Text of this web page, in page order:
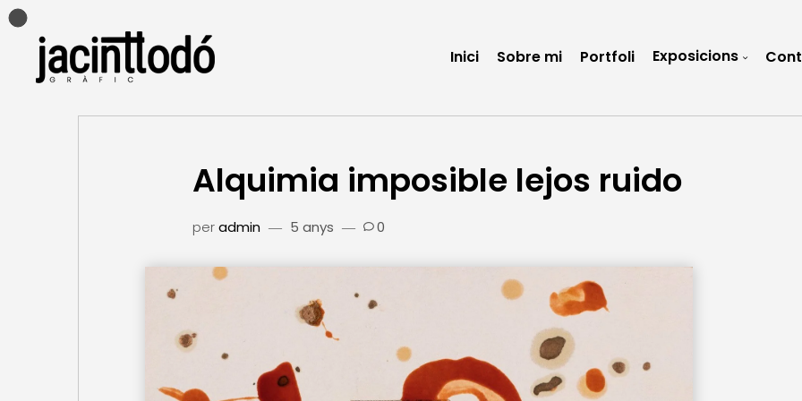
Inici Sobre mi Portfoli Exposicions
Alquimia imposible lejos ruido
peradmin 5 anys 0